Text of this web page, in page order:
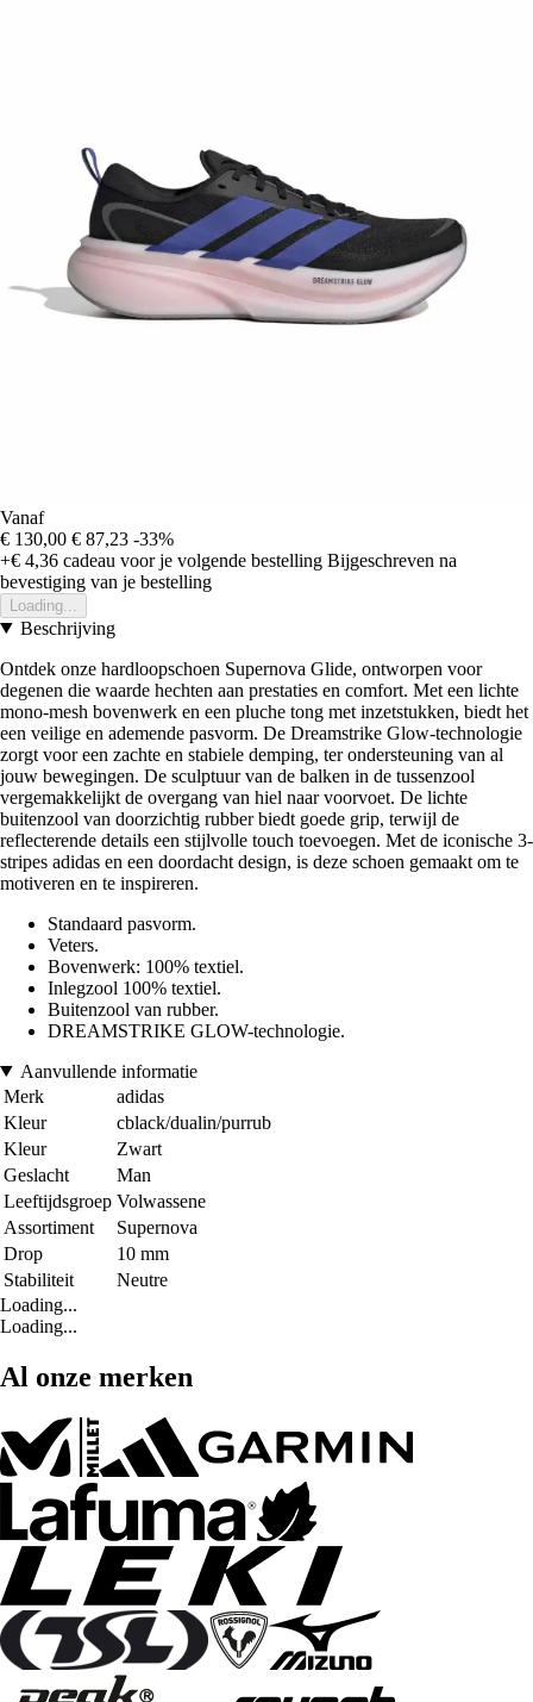
Vanaf
€ 130,00 € 87,23 -33%
+€ 4,36 cadeau voor je volgende bestelling Bijgeschreven na
bevestiging van je bestelling
Loading...
Beschrijving
Ontdek onze hardloopschoen Supernova Glide, ontworpen voor
degenen die waarde hechten aan prestaties en comfort. Met een lichte
mono-mesh bovenwerk en een pluche tong met inzetstukken, biedt het
een veilige en ademende pasvorm. De Dreamstrike Glow-technologie
zorgt voor een zachte en stabiele demping, ter ondersteuning van al
jouw bewegingen. De sculptuur van de balken in de tussenzool
vergemakkelijkt de overgang van hiel naar voorvoet. De lichte
buitenzool van doorzichtig rubber biedt goede grip, terwijl de
reflecterende details een stijlvolle touch toevoegen. Met de iconische 3-
stripes adidas en een doordacht design, is deze schoen gemaakt om te
motiveren en te inspireren.
Standaard pasvorm.
Veters.
Bovenwerk: 100% textiel.
Inlegzool 100% textiel.
Buitenzool van rubber.
DREAMSTRIKE GLOW-technologie.
Aanvullende informatie
Merk
adidas
Kleur
cblack/dualin/purrub
Kleur
Zwart
Geslacht
Man
Leeftijdsgroep Volwassene
Assortiment
Supernova
Drop
10 mm
Stabiliteit
Neutre
Loading...
Loading...
Al onze merken